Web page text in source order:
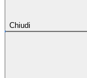
Chiudi